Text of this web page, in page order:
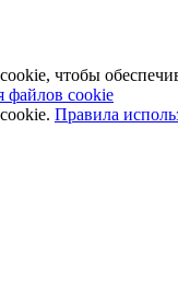
чтобы
файлов cookie
Правила